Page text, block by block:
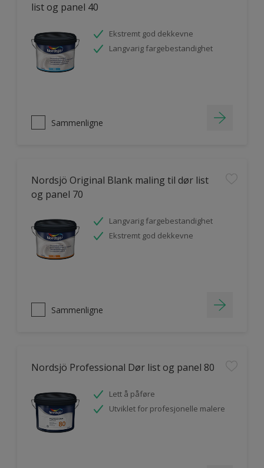
list og panel 40
Ekstremt god dekkevne
Langvarig fargebestandighet
Sammenligne
Nordsjö Original Blank maling til dør list
og panel 70
Langvarig fargebestandighet
Ekstremt god dekkevne
Sammenligne
Nordsjö Professional Dør list og panel 80
Lett å påføre
Utviklet for profesjonelle malere